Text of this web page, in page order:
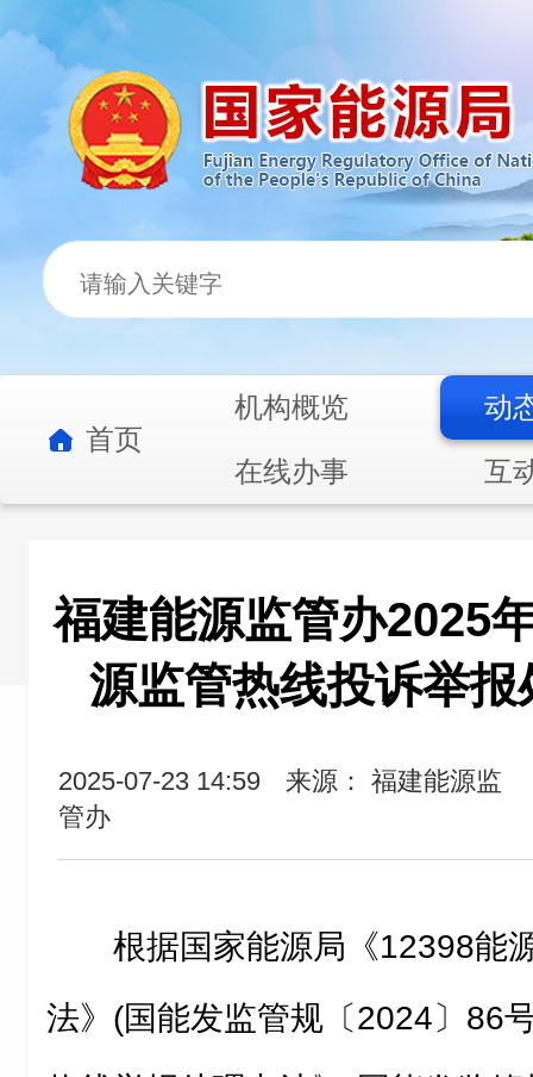
首页
机构概览
动
在线办事
互
福建能源监管办2025
源监管热线投诉举
2025-07-23 14:59
来源： 福建能源监
管办
根据国家能源局《12398能
法》(国能发监管规〔2024〕86